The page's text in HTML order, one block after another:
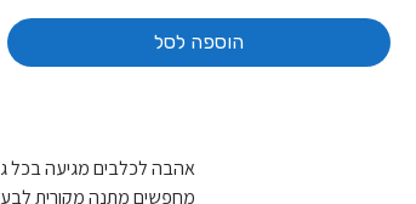
הוספה לסל
אהבה לכלבים מגיעה בכל
מחפשים מתנה מקורית